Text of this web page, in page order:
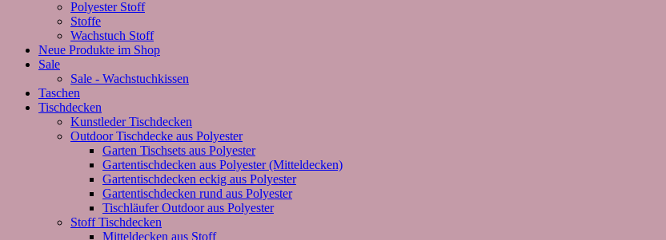
Polyester Stoff
Stoffe
Wachstuch Stoff
Neue Produkte im Shop
Sale
Sale - Wachstuchkissen
Taschen
Tischdecken
Kunstleder Tischdecken
Outdoor Tischdecke aus Polyester
Garten Tischsets aus Polyester
Gartentischdecken aus Polyester (Mitteldecken)
Gartentischdecken eckig aus Polyester
Gartentischdecken rund aus Polyester
Tischläufer Outdoor aus Polyester
Stoff Tischdecken
Mitteldecken aus Stoff